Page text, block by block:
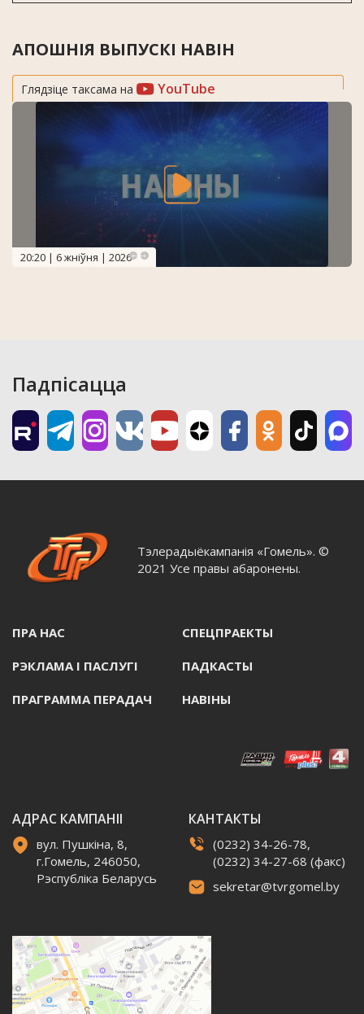
АПОШНІЯ ВЫПУСКІ НАВІН
Глядзіце таксама на YouTube
20:20 | 6 жніўня | 2026
Падпісацца
Тэлерадыёкампанія «Гомель». ©
2021 Усе правы абаронены.
ПРА НАС СПЕЦПРАЕКТЫ
РЭКЛАМА I ПАСЛУГI ПАДКАСТЫ
ПРАГРАММА ПЕРАДАЧ НАВIНЫ
АДРАС КАМПАНІІ
вул. Пушкіна, 8,
г.Гомель, 246050,
Рэспубліка Беларусь
КАНТАКТЫ
(0232) 34-26-78,
(0232) 34-27-68 (факс)
sekretar@tvrgomel.by